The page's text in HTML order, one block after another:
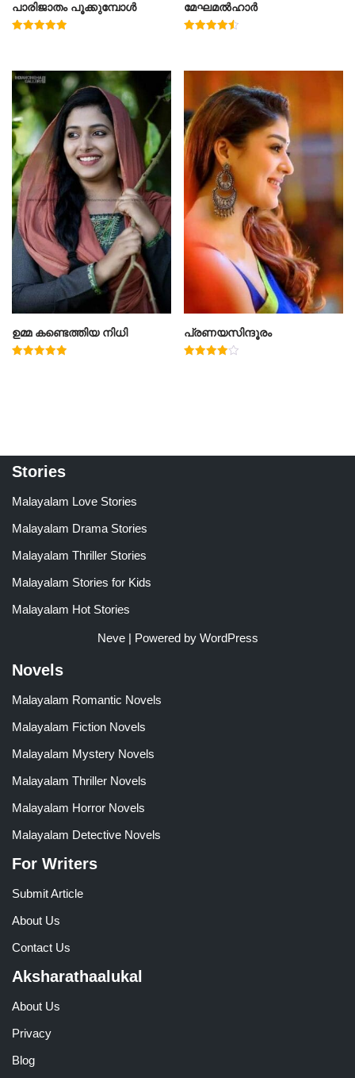
പാരിജാതം പൂക്കുമ്പോൾ മേഘമൽഹാർ
ഉമ്മ കണ്ടെത്തിയ നിധി പ്രണയസിന്ദൂരം
Stories
Malayalam Love Stories
Malayalam Drama Stories
Malayalam Thriller Stories
Malayalam Stories for Kids
Malayalam Hot Stories
Neve| Powered by WordPress
Novels
Malayalam Romantic Novels
Malayalam Fiction Novels
Malayalam Mystery Novels
Malayalam Thriller Novels
Malayalam Horror Novels
Malayalam Detective Novels
For Writers
Submit Article
About Us
Contact Us
Aksharathaalukal
About Us
Privacy
Blog